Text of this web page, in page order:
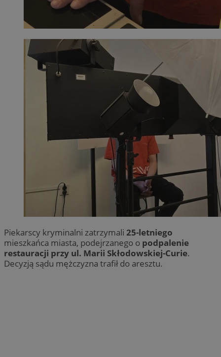
Piekarscy kryminalni zatrzymali 25-letniego
mieszkańca miasta, podejrzanego o podpalenie
restauracji przy ul. Marii Skłodowskiej-Curie.
Decyzją sądu mężczyzna trafił do aresztu.